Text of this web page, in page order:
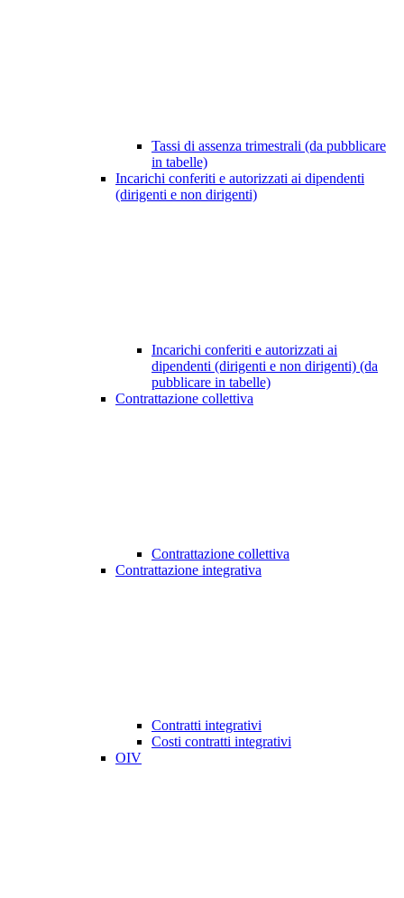
Tassi di assenza trimestrali (da pubblicare
in tabelle)
Incarichi conferiti e autorizzati ai dipendenti
(dirigenti e non dirigenti)
Incarichi conferiti e autorizzati ai
dipendenti (dirigenti e non dirigenti) (da
pubblicare in tabelle)
Contrattazione collettiva
Contrattazione collettiva
Contrattazione integrativa
Contratti integrativi
Costi contratti integrativi
OIV